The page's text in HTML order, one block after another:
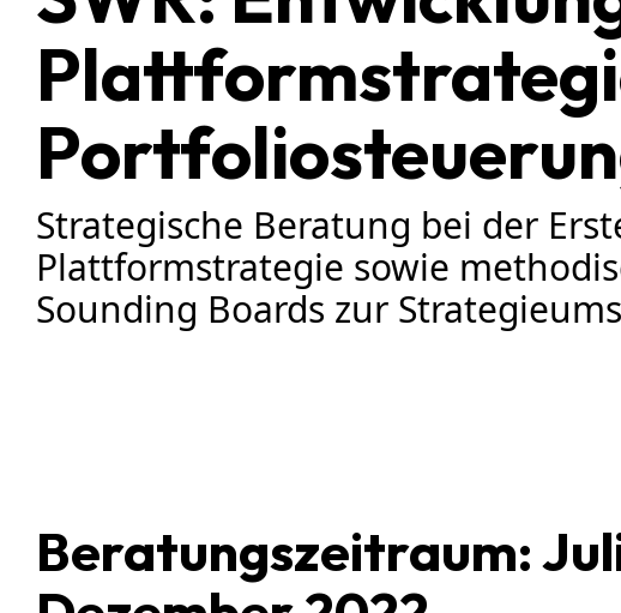
Strategische Beratung bei der
Plattformstrategie sowie
Sounding Boards zur
Beratungszeitraum: